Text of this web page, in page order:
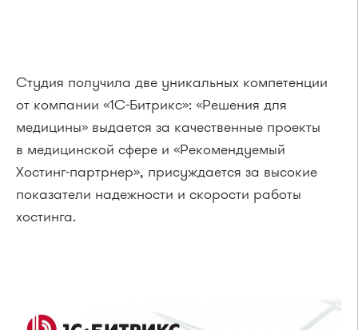
Студия получила две уникальных компетенции
от компании «1C-Битрикс»: «Решения для
медицины» выдается за качественные проекты
в медицинской сфере и «Рекомендуемый
Хостинг-партрнер», присуждается за высокие
показатели надежности и скорости работы
хостинга.